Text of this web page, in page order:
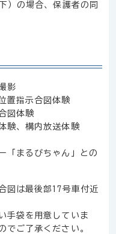
）の場合、保護者の同
影
置指示合図体験
図体験
験、構内放送体験
「まるびちゃん」との
図は最後部17号車付近
手袋を用意していま
でご了承ください。